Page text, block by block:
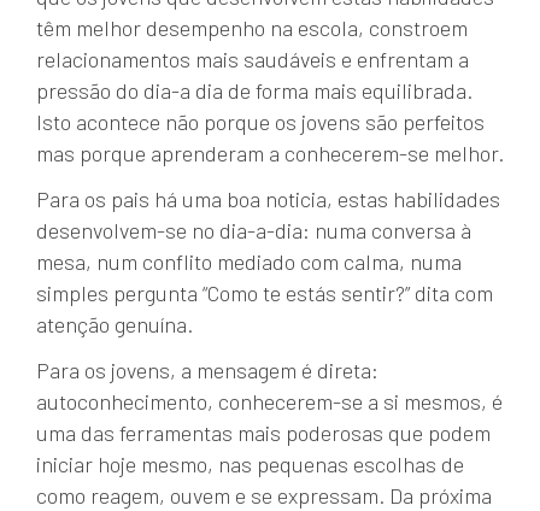
têm melhor desempenho na escola, constroem
relacionamentos mais saudáveis e enfrentam a
pressão do dia-a dia de forma mais equilibrada.
Isto acontece não porque os jovens são perfeitos
mas porque aprenderam a conhecerem-se melhor.
Para os pais há uma boa noticia, estas habilidades
desenvolvem-se no dia-a-dia: numa conversa à
mesa, num conflito mediado com calma, numa
simples pergunta “Como te estás sentir?” dita com
atenção genuína.
Para os jovens, a mensagem é direta:
autoconhecimento, conhecerem-se a si mesmos, é
uma das ferramentas mais poderosas que podem
iniciar hoje mesmo, nas pequenas escolhas de
como reagem, ouvem e se expressam. Da próxima